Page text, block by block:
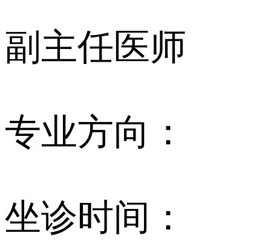
副主任医师
专业方向：
坐诊时间：